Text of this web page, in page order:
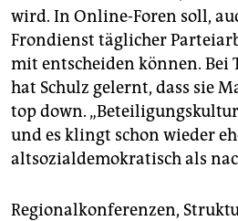
wird. In Online-Foren soll,
Frondienst täglicher
mit entscheiden können. Bei
hat Schulz gelernt, dass sie
top down.
und es klingt schon wieder
altsozialdemokratisch als
Regionalkonferenzen,